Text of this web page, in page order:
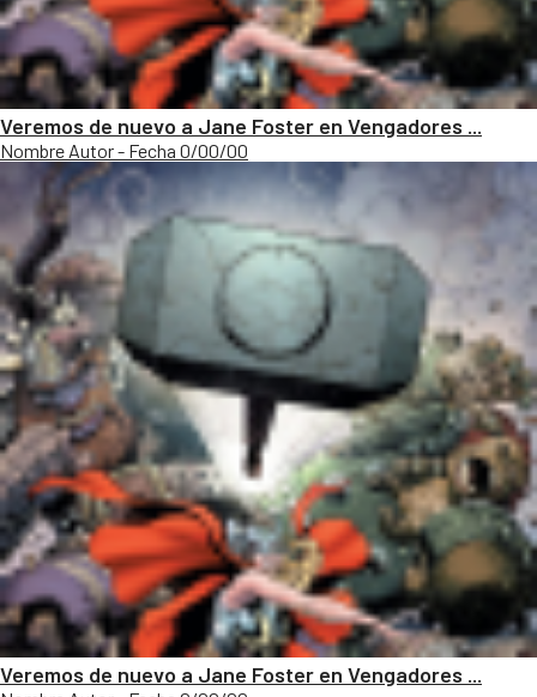
Veremos de nuevo a Jane Foster en Vengadores ...
Nombre Autor - Fecha 0/00/00
Veremos de nuevo a Jane Foster en Vengadores ...